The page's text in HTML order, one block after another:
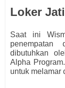
Loker
Saat ini
dibutuhkan
Alpha Program.
untuk melamar